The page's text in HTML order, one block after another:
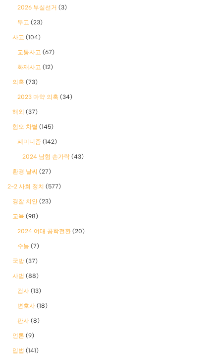
2026 부실선거 (3)
무고 (23)
사고 (104)
교통사고 (67)
화재사고 (12)
의혹 (73)
2023 마약 의혹 (34)
해외 (37)
혐오 차별 (145)
폐미니즘 (142)
2024 남혐 손가락 (43)
환경 날씨 (27)
2-2 사회 정치 (577)
경찰 치안 (23)
교육 (98)
2024 여대 공학전환 (20)
수능 (7)
국방 (37)
사법 (88)
검사 (13)
변호사 (18)
판사 (8)
언론 (9)
입법 (141)